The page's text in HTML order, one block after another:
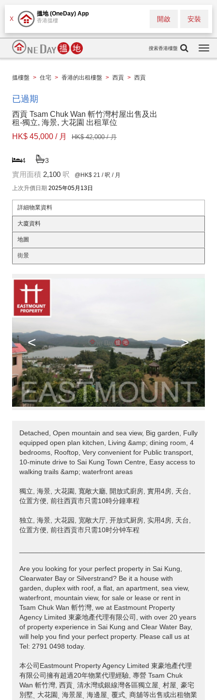
X
搵地 (OneDay) App
香港搵樓 安裝
開啟
搜索香港樓盤
搵樓盤 > 住宅 > 香港的出租樓盤 > 西貢 > 西貢
已過期
西貢 Tsam Chuk Wan 斬竹灣村屋出售及出
租-獨立, 海景, 大花園 出租單位
HK$ 45,000 / 月
HK$ 42,000 / 月
4 3
實用面積 2,100 呎 @HK$ 21 / 呎 / 月
上次升價日期 2025年05月13日
詳細物業資料
大廈資料
地圖
街景
< >
Detached, Open mountain and sea view, Big garden, Fully
equipped open plan kitchen, Living &amp; dining room, 4
bedrooms, Rooftop, Very convenient for Public transport,
10-minute drive to Sai Kung Town Centre, Easy access to
walking trails &amp; waterfront areas
獨立, 海景, 大花園, 寬敞大廳, 開放式廚房, 實用4房, 天台,
位置方便, 前往西貢市只需10時分鐘車程
独立, 海景, 大花园, 宽敞大厅, 开放式厨房, 实用4房, 天台,
位置方便, 前往西贡市只需10时分钟车程
Are you looking for your perfect property in Sai Kung,
Clearwater Bay or Silverstrand? Be it a house with
garden, duplex with roof, a flat, an apartment, sea view,
waterfront, mountain view, for sale or lease or rent in
Tsam Chuk Wan 斬竹灣, we at Eastmount Property
Agency Limited 東豪地產代理有限公司, with over 20 years
of property experience in Sai Kung and Clear Water Bay,
will help you find your perfect property. Please call us at
Tel: 2791 0498 today.
本公司Eastmount Property Agency Limited 東豪地產代理
有限公司擁有超過20年物業代理經驗, 專營 Tsam Chuk
Wan 斬竹灣, 西貢ˎ 清水灣或銀線灣各區獨立屋ˎ 村屋ˎ 豪宅
別墅ˎ 大花園ˎ 海景屋ˎ 海邊屋ˎ 覆式ˎ 商舖等出售或出租物業